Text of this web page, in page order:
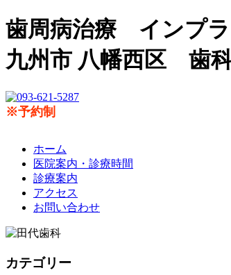
歯周病治療 インプ
九州市 八幡西区 歯
※予約制
ホーム
医院案内・診療時間
診療案内
アクセス
お問い合わせ
カテゴリー